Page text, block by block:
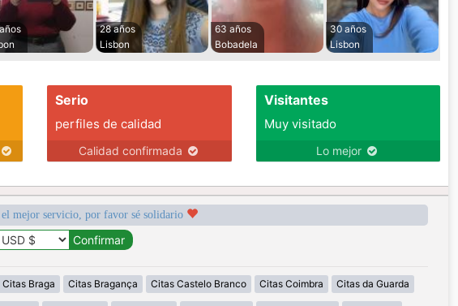
28 años
Lisbon
63 años
Bobadela
30 años
Lisbon
Serio
perfiles de calidad
Calidad confirmada
Visitantes
Muy visitado
Lo mejor
mejor servicio, por favor sé solidario
Citas Braga Citas Bragança Citas Castelo Branco Citas Coimbra Citas da Guarda